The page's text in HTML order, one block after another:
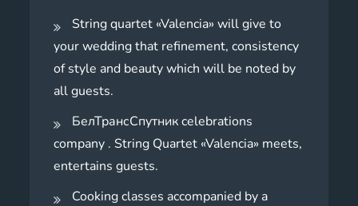
String quartet «Valencia» will give to
your wedding that refinement, consistency
of style and beauty which will be noted by
all guests.
БелТрансСпутник celebrations
company . String Quartet «Valencia» meets,
entertains guests.
Cooking classes accompanied by a